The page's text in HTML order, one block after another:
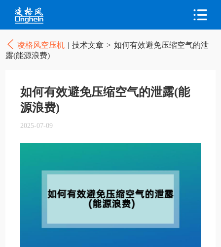
凌格风空压机 | 技术文章 > 如何有效避免压缩空气的泄
露(能源浪费)
如何有效避免压缩空气的泄露(能
源浪费)
2025-07-09